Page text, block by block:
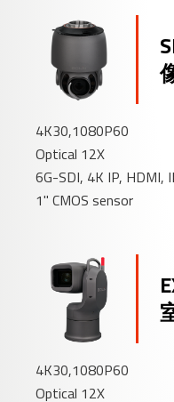
4K30,1080P60
Optical 12X
6G-SDI, 4K IP, HDMI,
1" CMOS sensor
4K30,1080P60
Optical 12X